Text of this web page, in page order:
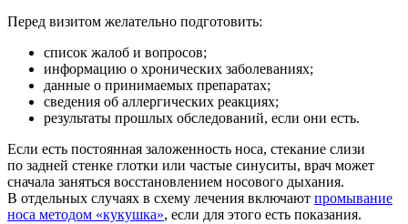
Перед визитом желательно подготовить:
список жалоб и вопросов;
информацию о хронических заболеваниях;
данные о принимаемых препаратах;
сведения об аллергических реакциях;
результаты прошлых обследований, если они есть.
Если есть постоянная заложенность носа, стекание слизи
по задней стенке глотки или частые синуситы, врач может
сначала заняться восстановлением носового дыхания.
В отдельных случаях в схему лечения включают промывание
носа методом «кукушка», если для этого есть показания.